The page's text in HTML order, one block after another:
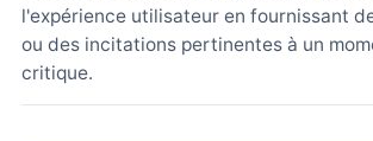
l'expérience utilisateur en fournissant
ou des incitations pertinentes à un
critique.